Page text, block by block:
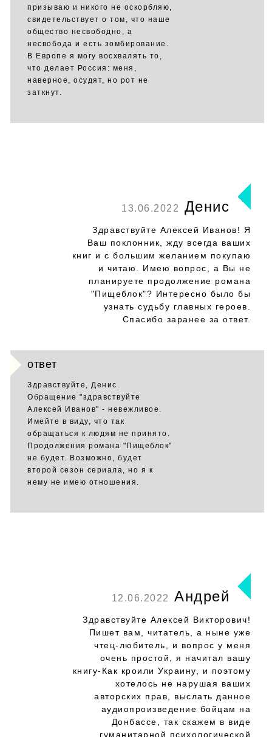
призываю и никого не оскорбляю,
свидетельствует о том, что наше
общество несвободно, а
несвобода и есть зомбирование.
В Европе я могу восхвалять то,
что делает Россия: меня,
наверное, осудят, но рот не
заткнут.
13.06.2022 Денис
Здравствуйте Алексей Иванов! Я
Ваш поклонник, жду всегда ваших
книг и с большим желанием покупаю
и читаю. Имею вопрос, а Вы не
планируете продолжение романа
"Пищеблок"? Интересно было бы
узнать судьбу главных героев.
Спасибо заранее за ответ.
ответ
Здравствуйте, Денис.
Обращение "здравствуйте
Алексей Иванов" - невежливое.
Имейте в виду, что так
обращаться к людям не принято.
Продолжения романа "Пищеблок"
не будет. Возможно, будет
второй сезон сериала, но я к
нему не имею отношения.
12.06.2022 Андрей
Здравствуйте Алексей Викторович!
Пишет вам, читатель, а ныне уже
чтец-любитель, и вопрос у меня
очень простой, я начитал вашу
книгу-Как кроили Украину, и поэтому
хотелось не нарушая ваших
авторских прав, выслать данное
аудиопроизведение бойцам на
Донбассе, так скажем в виде
гуманитарной психологической